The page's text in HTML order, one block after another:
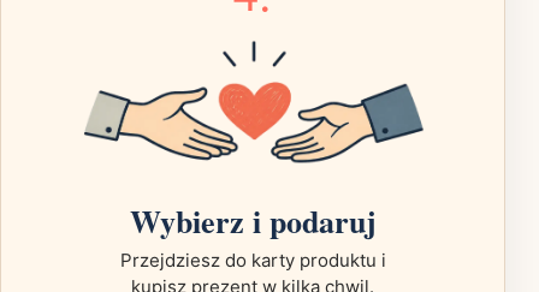
Wybierz i podaruj
Przejdziesz do karty produktu i
kupisz prezent w kilka chwil.